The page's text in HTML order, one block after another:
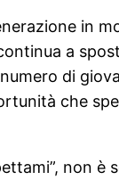
in
a
di
che
non